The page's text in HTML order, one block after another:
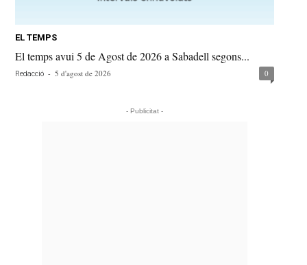
EL TEMPS
El temps avui 5 de Agost de 2026 a Sabadell segons...
Redacció - 5 d'agost de 2026 0
- Publicitat -